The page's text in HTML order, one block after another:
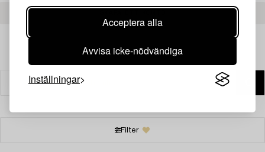
Acceptera alla
Avvisa icke-nödvändiga
Inställningar
Filter